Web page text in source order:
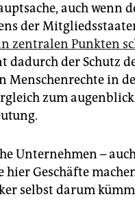
auch wenn
der
zentralen Punkten
dadurch der Schutz
Menschenrechte in
zum
Unternehmen –
hier Geschäfte
selbst darum